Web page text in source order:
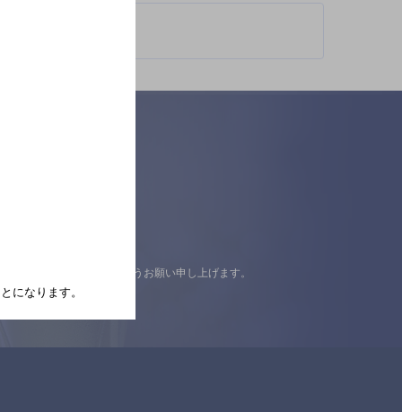
の上ご来店くださいますようお願い申し上げます。
になります。